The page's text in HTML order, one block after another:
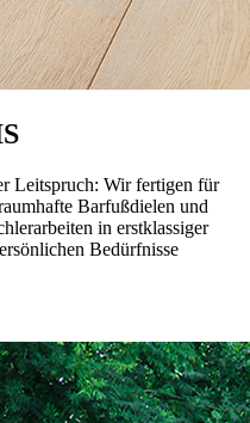
Leitspruch: Wir fertigen für
Barfußdielen und
in erstklassiger
Bedürfnisse